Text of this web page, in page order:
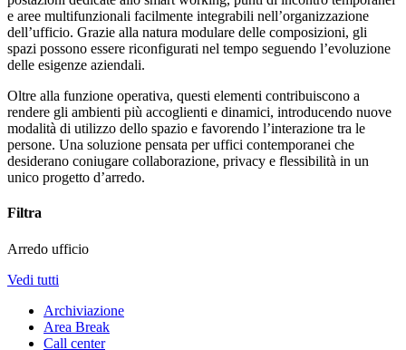
e aree multifunzionali facilmente integrabili nell’organizzazione
dell’ufficio. Grazie alla natura modulare delle composizioni, gli
spazi possono essere riconfigurati nel tempo seguendo l’evoluzione
delle esigenze aziendali.
Oltre alla funzione operativa, questi elementi contribuiscono a
rendere gli ambienti più accoglienti e dinamici, introducendo nuove
modalità di utilizzo dello spazio e favorendo l’interazione tra le
persone. Una soluzione pensata per uffici contemporanei che
desiderano coniugare collaborazione, privacy e flessibilità in un
unico progetto d’arredo.
Filtra
Arredo ufficio
Vedi tutti
Archiviazione
Area Break
Call center